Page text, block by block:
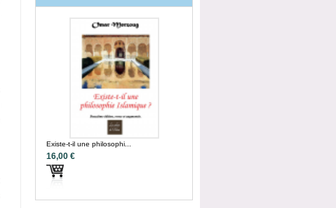
Existe-t-il une philosophi...
16,00 €